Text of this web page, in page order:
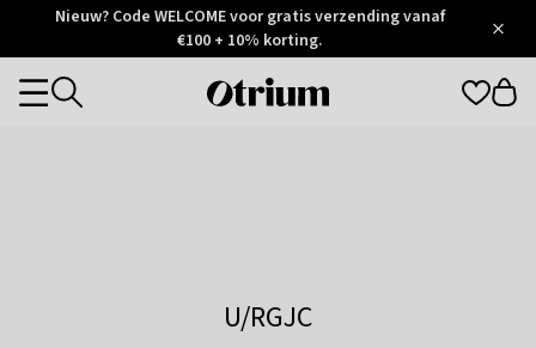
Otrium
Trustpilot
Nieuw? Code WELCOME voor gratis verzending vanaf
€100 + 10% korting.
Otrium
Categories
U/RGJC